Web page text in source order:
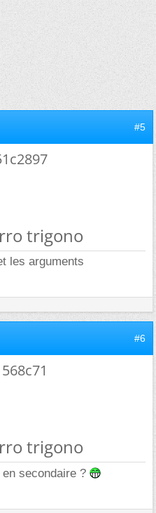
#5
trigono
les arguments
#6
trigono
secondaire ?